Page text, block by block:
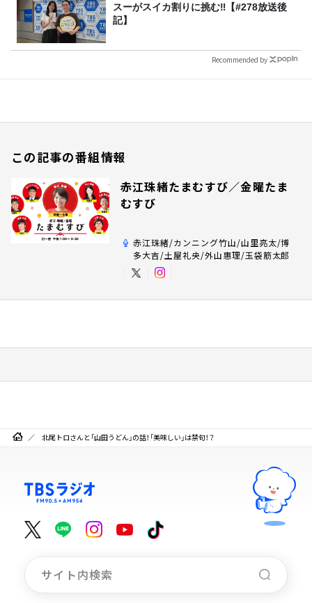
スーがスイカ割りに挑む‼【#278放送後
記】
Recommended by
この記事の番組情報
赤江珠緒たまむすび／金曜たま
むすび
赤江珠緒/カンニング竹山/山里亮太/博
多大吉/土屋礼央/外山惠理/玉袋筋太郎
北尾トロさんと「山田うどん」の話！「美味しい」は禁句！？